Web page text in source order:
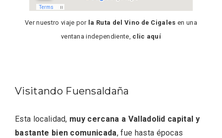
Ver nuestro viaje por la Ruta del Vino de Cigales en una
ventana independiente, clic aquí
Visitando Fuensaldaña
Esta localidad, muy cercana a Valladolid capital y
bastante bien comunicada, fue hasta épocas